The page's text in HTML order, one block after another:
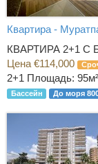
Квартира -
КВАРТИРА 2+1
Цена €114,000
2+1 Площадь:
Бассейн До моря